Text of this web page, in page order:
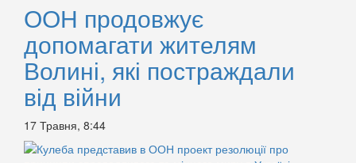
ООН продовжує
допомагати жителям
Волині, які постраждали
від війни
17 Травня, 8:44